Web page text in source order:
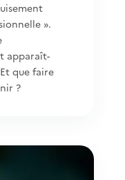
».
apparaît-
que faire
?